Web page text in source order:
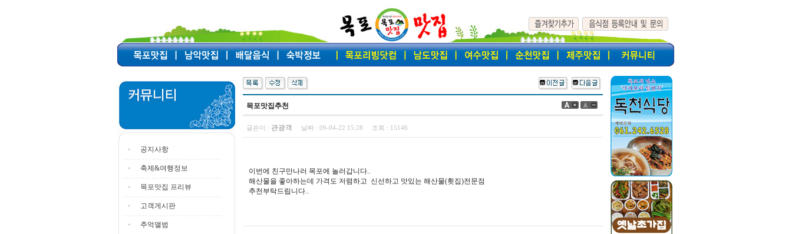
공지사항
축제&여행정보
목포맛집 프리뷰
고객게시판
추억앨범
목포맛집추천
글쓴이 : 관광객 날짜 : 09-04-22 15:28 조회 : 15146
이번에 친구만나러 목포에 놀러갑니다..
해산물을 좋아하는데 가격도 저렴하고 신선하고 맛있는 해산물(횟집)전문점
추천부탁드립니다..